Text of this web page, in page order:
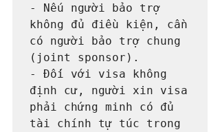
- Nếu người bảo trợ
không đủ điều kiện, cần
có người bảo trợ chung
(joint sponsor).
- Đối với visa không
định cư, người xin visa
phải chứng minh có đủ
tài chính tự túc trong